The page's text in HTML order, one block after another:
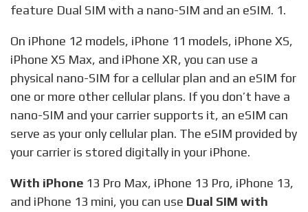
feature Dual SIM with a nano-SIM and an eSIM. 1.
On iPhone 12 models, iPhone 11 models, iPhone XS,
iPhone XS Max, and iPhone XR, you can use a
physical nano-SIM for a cellular plan and an eSIM for
one or more other cellular plans. If you don’t have a
nano-SIM and your carrier supports it, an eSIM can
serve as your only cellular plan. The eSIM provided by
your carrier is stored digitally in your iPhone.
With iPhone 13 Pro Max, iPhone 13 Pro, iPhone 13,
and iPhone 13 mini, you can use Dual SIM with